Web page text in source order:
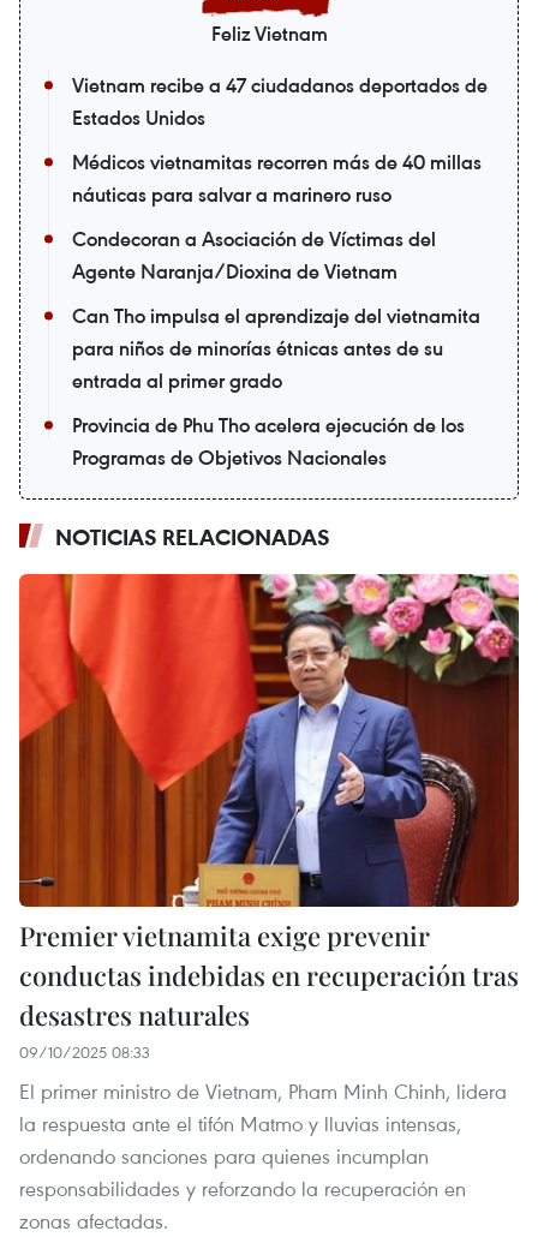
Feliz Vietnam
Vietnam recibe a 47 ciudadanos deportados de
Estados Unidos
Médicos vietnamitas recorren más de 40 millas
náuticas para salvar a marinero ruso
Condecoran a Asociación de Víctimas del
Agente Naranja/Dioxina de Vietnam
Can Tho impulsa el aprendizaje del vietnamita
para niños de minorías étnicas antes de su
entrada al primer grado
Provincia de Phu Tho acelera ejecución de los
Programas de Objetivos Nacionales
NOTICIAS RELACIONADAS
Premier vietnamita exige prevenir
conductas indebidas en recuperación tras
desastres naturales
09/10/2025 08:33
El primer ministro de Vietnam, Pham Minh Chinh, lidera
la respuesta ante el tifón Matmo y lluvias intensas,
ordenando sanciones para quienes incumplan
responsabilidades y reforzando la recuperación en
zonas afectadas.